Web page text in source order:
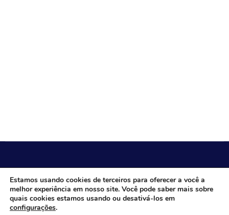
CÂMARA MUNICIPAL DE ITACARAMBI - MG
Endereço: Av. Juca Nascimento, n.º 240, Nossa Senhora
Estamos usando cookies de terceiros para oferecer a você a
melhor experiência em nosso site. Você pode saber mais sobre
quais cookies estamos usando ou desativá-los em
configurações.